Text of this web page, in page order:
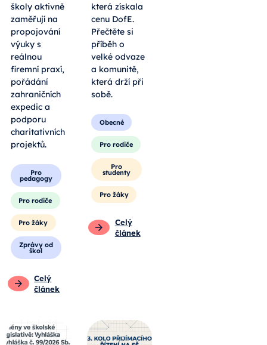
školy aktivně
zaměřují na
propojování
výuky s
reálnou
firemní praxí,
pořádání
zahraničních
expedic a
podporu
charitativních
projektů.
Pro
pedagogy
Pro rodiče
Pro žáky
Zprávy od
škol
Celý
článek
která získala
cenu DofE.
Přečtěte si
příběh o
velké odvaze
a komunitě,
která drží při
sobě.
Obecné
Pro rodiče
Pro
studenty
Pro žáky
Celý
článek